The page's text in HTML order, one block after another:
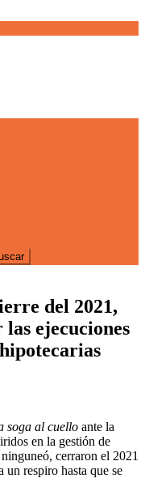
del 2021,
ejecuciones
soga al cuello ante la
en la gestión de
cerraron el 2021
un respiro hasta que se